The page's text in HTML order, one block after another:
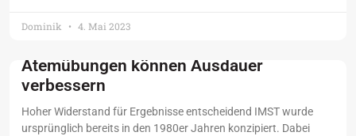
Dominik 4. Mai 2023
Atemübungen können Ausdauer
verbessern
Hoher Widerstand für Ergebnisse entscheidend IMST wurde
ursprünglich bereits in den 1980er Jahren konzipiert. Dabei